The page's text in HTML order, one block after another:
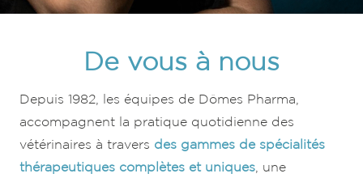
De vous à nous
Depuis 1982, les équipes de Dômes Pharma,
accompagnent la pratique quotidienne des
vétérinaires à travers des gammes de spécialités
thérapeutiques complètes et uniques , une